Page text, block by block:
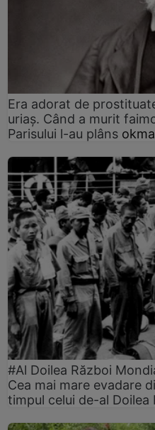
Era adorat de
uriaș. Când a murit
Parisului l-au plâns
#Al Doilea Război
Cea mai mare evadare
timpul celui de-al Doilea